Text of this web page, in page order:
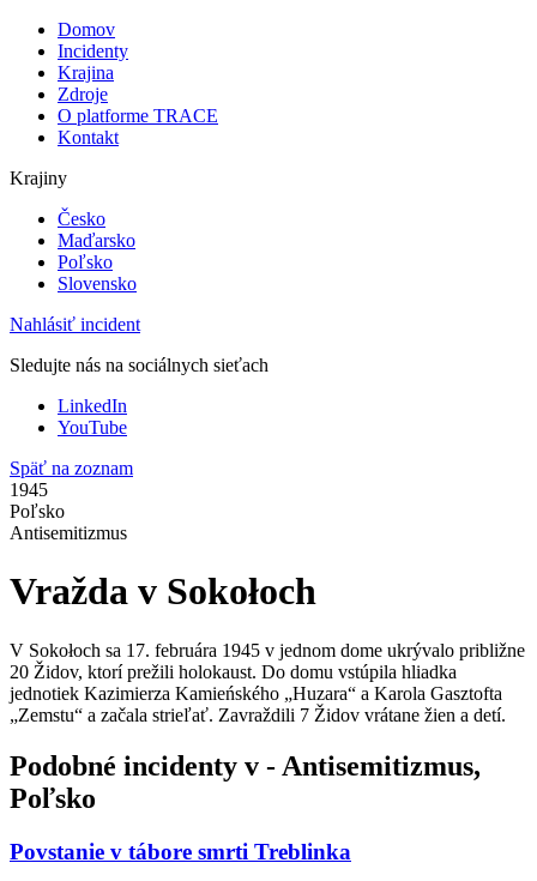
Domov
Incidenty
Krajina
Zdroje
O platforme TRACE
Kontakt
Krajiny
Česko
Maďarsko
Poľsko
Slovensko
Nahlásiť incident
Sledujte nás na sociálnych sieťach
LinkedIn
YouTube
Späť na zoznam
1945
Poľsko
Antisemitizmus
Vražda v Sokołoch
V Sokołoch sa 17. februára 1945 v jednom dome ukrývalo približne
20 Židov, ktorí prežili holokaust. Do domu vstúpila hliadka
jednotiek Kazimierza Kamieńského „Huzara“ a Karola Gasztofta
„Zemstu“ a začala strieľať. Zavraždili 7 Židov vrátane žien a detí.
Podobné incidenty v - Antisemitizmus,
Poľsko
Povstanie v tábore smrti Treblinka